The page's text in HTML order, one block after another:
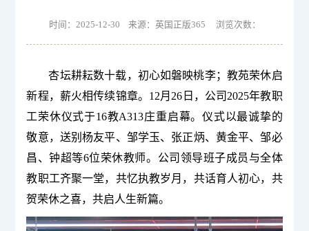
时间：2025-12-30 来源：英国正版365 浏览次数：
杏坛耕耘数十载，初心如磐映桃李； 教苑荣休启
新程，薪火相传续锦章。12月26日，公司2025年教职
工荣休仪式于16教A313庄重启幕。仪式以最诚挚的
敬意，送别杨友平、邹学玉、张正炳、黄金平、邹必
昌、钟超等6位荣休教师。公司领导班子成员与全体
教职工齐聚一堂，共忆执教岁月，共话育人初心，共
贺荣休之喜，共启人生新篇。